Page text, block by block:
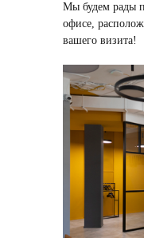
Мы будем рады
офисе,
вашего визита!